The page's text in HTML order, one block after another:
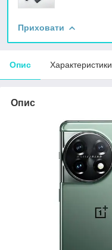
Приховати
Опис Характеристики
Опис